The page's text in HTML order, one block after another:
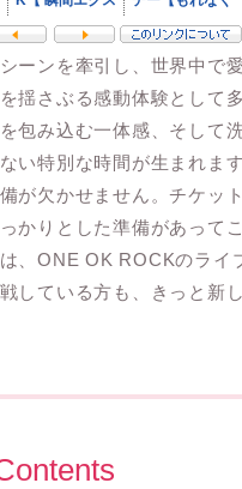
ーンを牽引し、世界中で
揺さぶる感動体験として
包み込む一体感、そして
い特別な時間が生まれま
が欠かせません。チケッ
かりとした準備があって
、ONE OK ROCKのライ
している方も、きっと新